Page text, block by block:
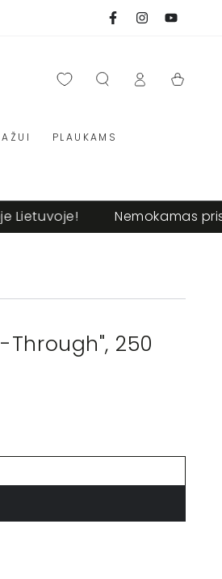
FacebookInstagram
Youtube
PLAUKAMS
PrisijungtiKrepšelis
Nemokamas
Through", 250